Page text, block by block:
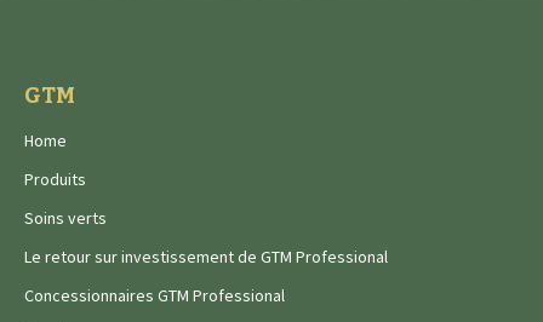
GTM
Home
Produits
Soins verts
Le retour sur investissement de GTM Professional
Concessionnaires GTM Professional